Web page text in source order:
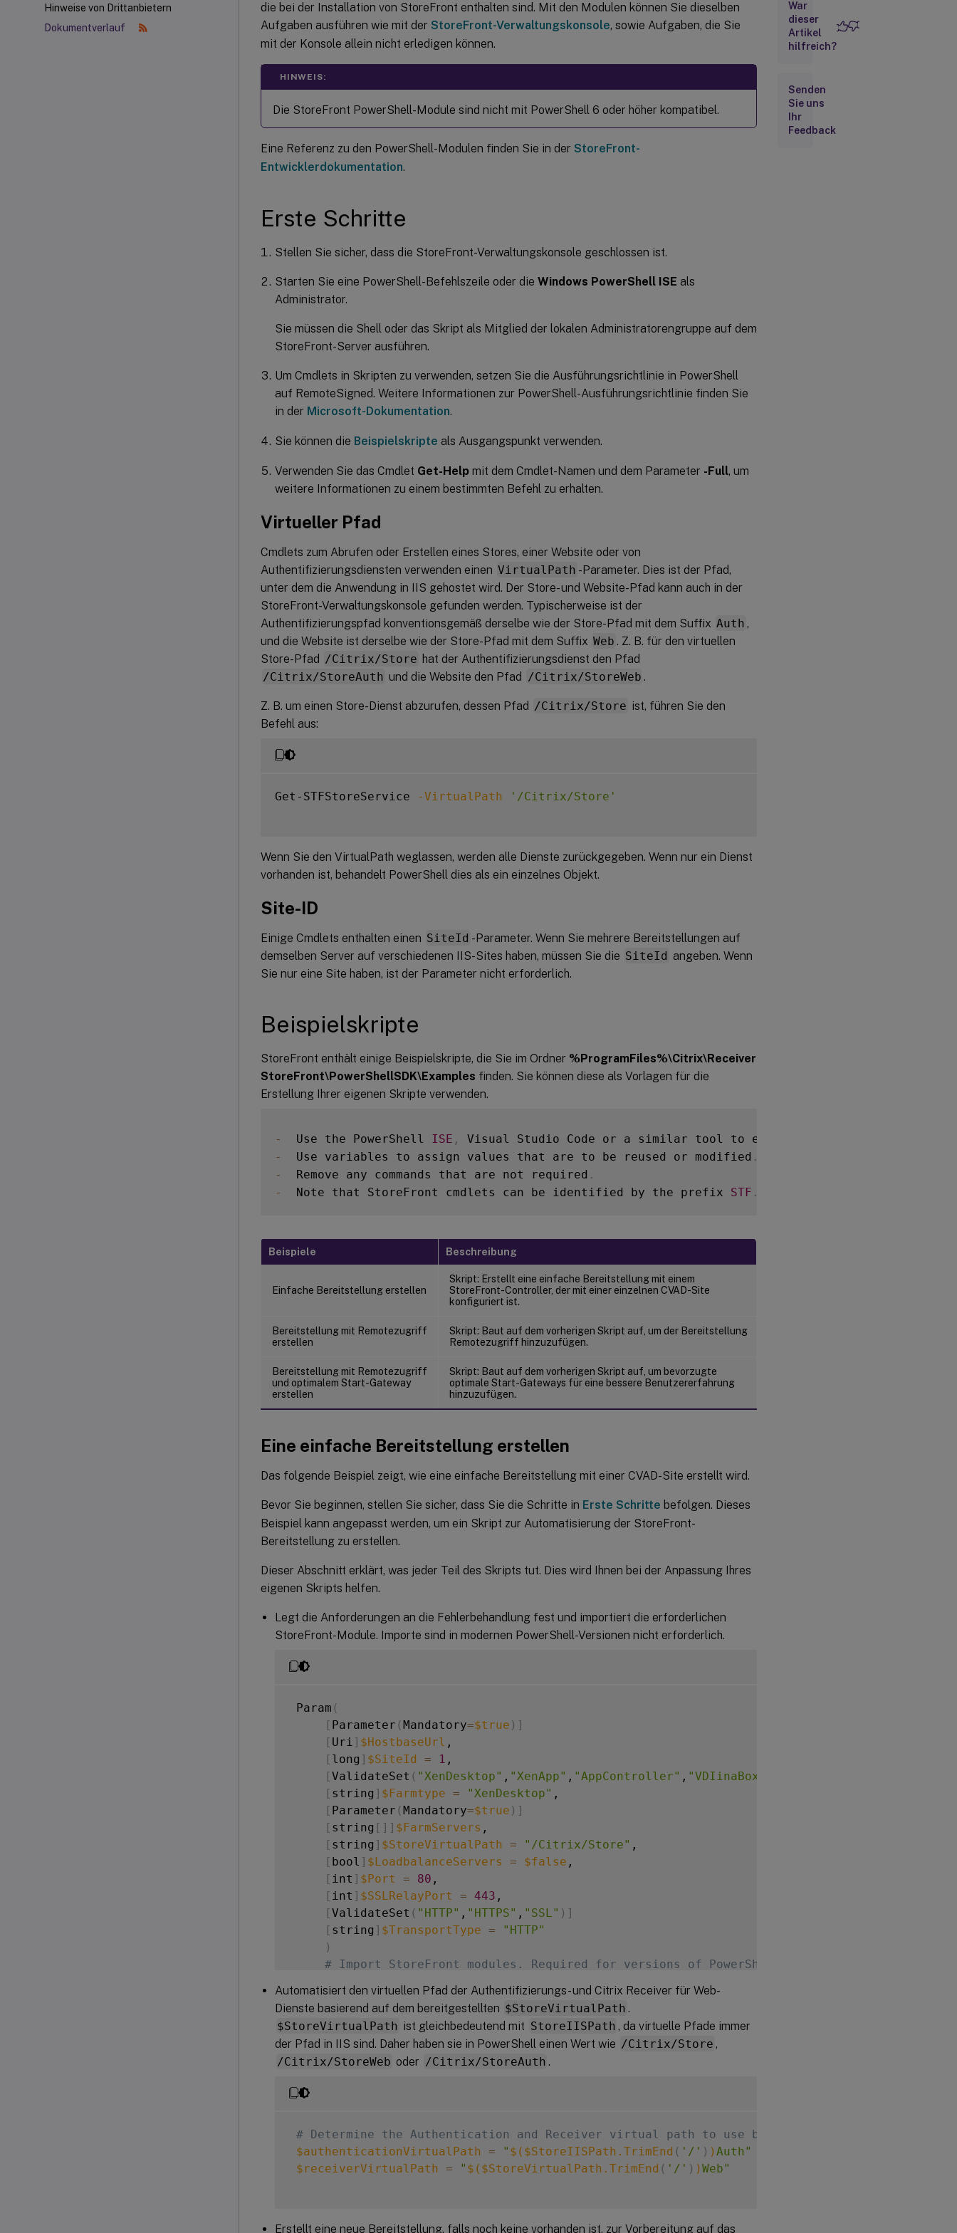
Hinweise von Drittanbietern
Dokumentverlauf
die bei der Installation von StoreFront enthalten sind. Mit den Modulen können Sie dieselben
Aufgaben ausführen wie mit der StoreFront-Verwaltungskonsole, sowie Aufgaben, die Sie
mit der Konsole allein nicht erledigen können.
HINWEIS:
Die StoreFront PowerShell-Module sind nicht mit PowerShell 6 oder höher kompatibel.
Eine Referenz zu den PowerShell-Modulen finden Sie in der StoreFront-
Entwicklerdokumentation.
Erste Schritte
Stellen Sie sicher, dass die StoreFront-Verwaltungskonsole geschlossen ist.
Starten Sie eine PowerShell-Befehlszeile oder die Windows PowerShell ISE als
Administrator.
Sie müssen die Shell oder das Skript als Mitglied der lokalen Administratorengruppe auf dem
StoreFront-Server ausführen.
Um Cmdlets in Skripten zu verwenden, setzen Sie die Ausführungsrichtlinie in PowerShell
auf RemoteSigned. Weitere Informationen zur PowerShell-Ausführungsrichtlinie finden Sie
in der Microsoft-Dokumentation.
Sie können die Beispielskripte als Ausgangspunkt verwenden.
Verwenden Sie das Cmdlet Get-Help mit dem Cmdlet-Namen und dem Parameter -Full, um
weitere Informationen zu einem bestimmten Befehl zu erhalten.
Virtueller Pfad
Cmdlets zum Abrufen oder Erstellen eines Stores, einer Website oder von
Authentifizierungsdiensten verwenden einen VirtualPath -Parameter. Dies ist der Pfad,
unter dem die Anwendung in IIS gehostet wird. Der Store- und Website-Pfad kann auch in der
StoreFront-Verwaltungskonsole gefunden werden. Typischerweise ist der
Authentifizierungspfad konventionsgemäß derselbe wie der Store-Pfad mit dem Suffix Auth ,
und die Website ist derselbe wie der Store-Pfad mit dem Suffix Web . Z. B. für den virtuellen
Store-Pfad /Citrix/Store hat der Authentifizierungsdienst den Pfad
/Citrix/StoreAuth und die Website den Pfad /Citrix/StoreWeb .
Z. B. um einen Store-Dienst abzurufen, dessen Pfad /Citrix/Store ist, führen Sie den
Befehl aus:
Get-STFStoreService -VirtualPath '/Citrix/Store'
Wenn Sie den VirtualPath weglassen, werden alle Dienste zurückgegeben. Wenn nur ein Dienst
vorhanden ist, behandelt PowerShell dies als ein einzelnes Objekt.
Site-ID
Einige Cmdlets enthalten einen SiteId -Parameter. Wenn Sie mehrere Bereitstellungen auf
demselben Server auf verschiedenen IIS-Sites haben, müssen Sie die SiteId angeben. Wenn
Sie nur eine Site haben, ist der Parameter nicht erforderlich.
Beispielskripte
StoreFront enthält einige Beispielskripte, die Sie im Ordner %ProgramFiles%\Citrix\Receiver
StoreFront\PowerShellSDK\Examples finden. Sie können diese als Vorlagen für die
Erstellung Ihrer eigenen Skripte verwenden.
-
  Use the PowerShell
ISE , Visual Studio Code or a similar tool to edit the script
-
  Use variables to assign values that are to be reused or modified
.
-
  Remove any commands that are not required
.
-
  Note that StoreFront cmdlets can be identified by the prefix
STF .
Beispiele Beschreibung
Einfache Bereitstellung erstellen
Skript: Erstellt eine einfache Bereitstellung mit einem
StoreFront-Controller, der mit einer einzelnen CVAD-Site
konfiguriert ist.
Bereitstellung mit Remotezugriff
erstellen
Skript: Baut auf dem vorherigen Skript auf, um der Bereitstellung
Remotezugriff hinzuzufügen.
Bereitstellung mit Remotezugriff
und optimalem Start-Gateway
erstellen
Skript: Baut auf dem vorherigen Skript auf, um bevorzugte
optimale Start-Gateways für eine bessere Benutzererfahrung
hinzuzufügen.
Eine einfache Bereitstellung erstellen
Das folgende Beispiel zeigt, wie eine einfache Bereitstellung mit einer CVAD-Site erstellt wird.
Bevor Sie beginnen, stellen Sie sicher, dass Sie die Schritte in Erste Schritte befolgen. Dieses
Beispiel kann angepasst werden, um ein Skript zur Automatisierung der StoreFront-
Bereitstellung zu erstellen.
Dieser Abschnitt erklärt, was jeder Teil des Skripts tut. Dies wird Ihnen bei der Anpassung Ihres
eigenen Skripts helfen.
Legt die Anforderungen an die Fehlerbehandlung fest und importiert die erforderlichen
StoreFront-Module. Importe sind in modernen PowerShell-Versionen nicht erforderlich.
Param (
[ Parameter (Mandatory=$true ) ]
[ Uri ] $HostbaseUrl ,
[ long ] $SiteId = 1 ,
[ValidateSet ( "XenDesktop" , "XenApp" , "AppController" , "VDIinaBox"
[ string ] $Farmtype = "XenDesktop" ,
[ Parameter (Mandatory=$true ) ]
[ string [ ] ] $FarmServers ,
[ string ] $StoreVirtualPath = "/Citrix/Store" ,
[ bool ] $LoadbalanceServers = $false ,
[ int ] $Port = 80 ,
[ int ] $SSLRelayPort = 443 ,
[ValidateSet ( "HTTP" , "HTTPS" , "SSL" ) ]
[ string ] $TransportType =
"HTTP"
)
# Import StoreFront modules. Required for versions of PowerShell earlier than 3.0 that
     Import-Module Citrix.StoreFront.Stores
     Import-Module Citrix.StoreFront.Authentication
     Import-Module Citrix.StoreFront.WebReceiver
Automatisiert den virtuellen Pfad der Authentifizierungs- und Citrix Receiver für Web-
Dienste basierend auf dem bereitgestellten $StoreVirtualPath .
$StoreVirtualPath ist gleichbedeutend mit StoreIISPath , da virtuelle Pfade immer
der Pfad in IIS sind. Daher haben sie in PowerShell einen Wert wie /Citrix/Store ,
/Citrix/StoreWeb oder /Citrix/StoreAuth .
# Determine the Authentication and Receiver virtual path to use based of the Store
$authenticationVirtualPath = " $( $StoreIISPath.TrimEnd ( '/' ) )Auth"
$receiverVirtualPath = " $( $StoreVirtualPath.TrimEnd ( '/' ) )Web"
Erstellt eine neue Bereitstellung, falls noch keine vorhanden ist, zur Vorbereitung auf das
War
dieser
Artikel
hilfreich?
Senden
Sie uns
Ihr
Feedback